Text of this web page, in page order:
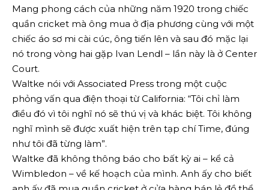
Mang phong cách của những năm 1920 trong chiếc
quần cricket mà ông mua ở địa phương cùng với một
chiếc áo sơ mi cài cúc, ông tiến lên và sau đó mặc lại
nó trong vòng hai gặp Ivan Lendl – lần này là ở Center
Court.
Waltke nói với Associated Press trong một cuộc
phỏng vấn qua điện thoại từ California: “Tôi chỉ làm
điều đó vì tôi nghĩ nó sẽ thú vị và khác biệt. Tôi không
nghĩ mình sẽ được xuất hiện trên tạp chí Time, đúng
như tôi đã từng làm”.
Waltke đã không thông báo cho bất kỳ ai – kể cả
Wimbledon – về kế hoạch của mình. Anh ấy cho biết